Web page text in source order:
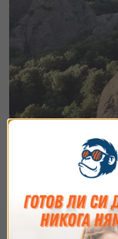
Полет с балон
(5)
Лети с балон над
30 минути
Белоградчишки
гр. Белоградчик